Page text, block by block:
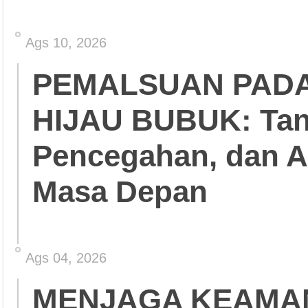
Ags 10, 2026
PEMALSUAN
HIJAU BUBUK:
Pencegahan, dan
Masa Depan
Ags 04, 2026
MENJAGA